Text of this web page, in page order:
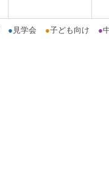
● 見学会 ●子ども向け ●